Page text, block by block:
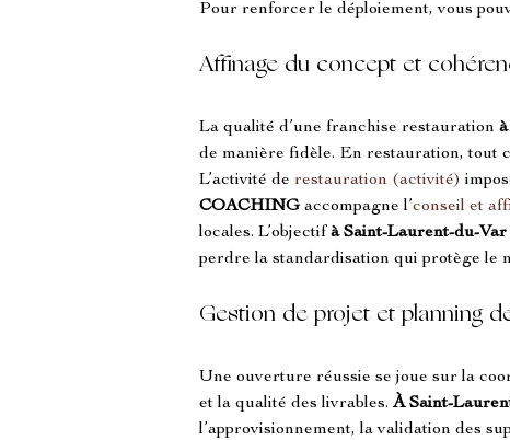
Pour renforcer le déploiement, vous
Affinage du concept et
La qualité d’une franchise restauration
de manière fidèle. En restauration, tout
L’activité de restauration (activité)
COACHING accompagne l’conseil et
locales. L’objectif à Saint-Laurent-du-Var
perdre la standardisation qui protège le
Gestion de projet et planning
Une ouverture réussie se joue sur la
et la qualité des livrables. À Saint-
l’approvisionnement, la validation des